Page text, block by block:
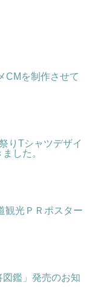
CMを制作させて
りTシャツデザイ
した。
観光ＰＲポスター
図鑑」発売のお知